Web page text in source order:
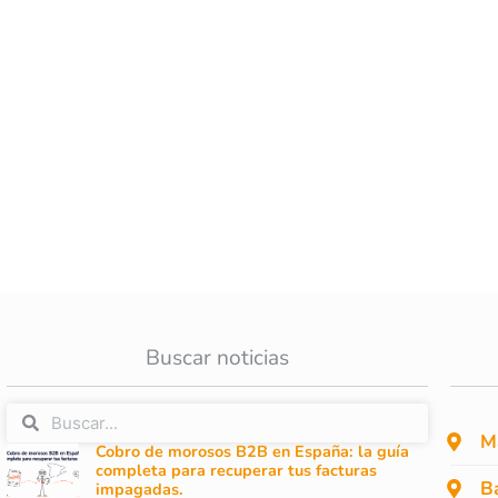
Buscar noticias
Cobro de morosos B2B en España: la guía
completa para recuperar tus facturas
impagadas.